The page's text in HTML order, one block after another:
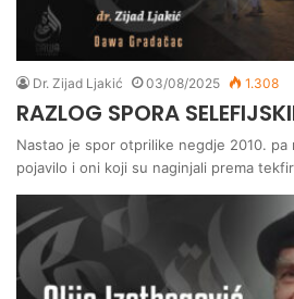
Dr. Zijad Ljakić 03/08/2025 1.308
RAZLOG SPORA
Nastao je spor otprilike negdje 2010. pa
pojavilo i oni koji su naginjali prema